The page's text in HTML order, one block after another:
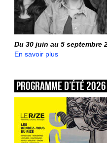
Du 30 juin au 5 septembre
En savoir plus
Programme d’été 2026